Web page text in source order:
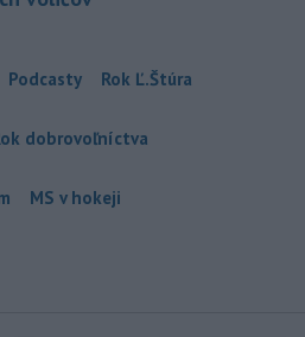
Podcasty Rok Ľ.Štúra
dobrovoľníctva
MS v hokeji